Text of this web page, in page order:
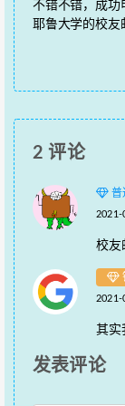
不错不错，成功
耶鲁大学的校友
2 评论
普
2021-
校友
2021-
其实
发表评论